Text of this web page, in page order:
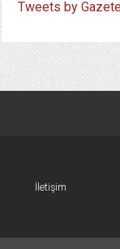
Tweets by
İletişim